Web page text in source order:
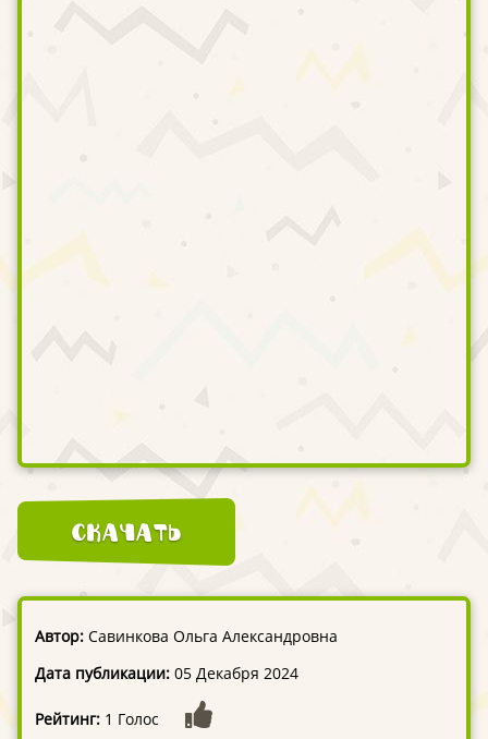
Скачать
Автор: Савинкова Ольга Александровна
Дата публикации: 05 Декабря 2024
Рейтинг: 1 Голос